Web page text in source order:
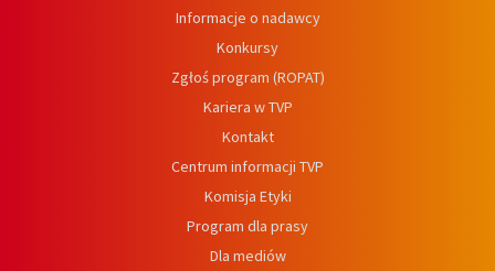
Informacje o nadawcy
Konkursy
Zgłoś program (ROPAT)
Kariera w TVP
Kontakt
Centrum informacji TVP
Komisja Etyki
Program dla prasy
Dla mediów